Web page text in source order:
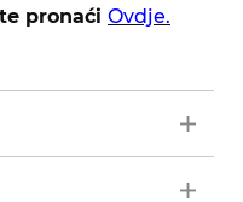
pronaći Ovdje.